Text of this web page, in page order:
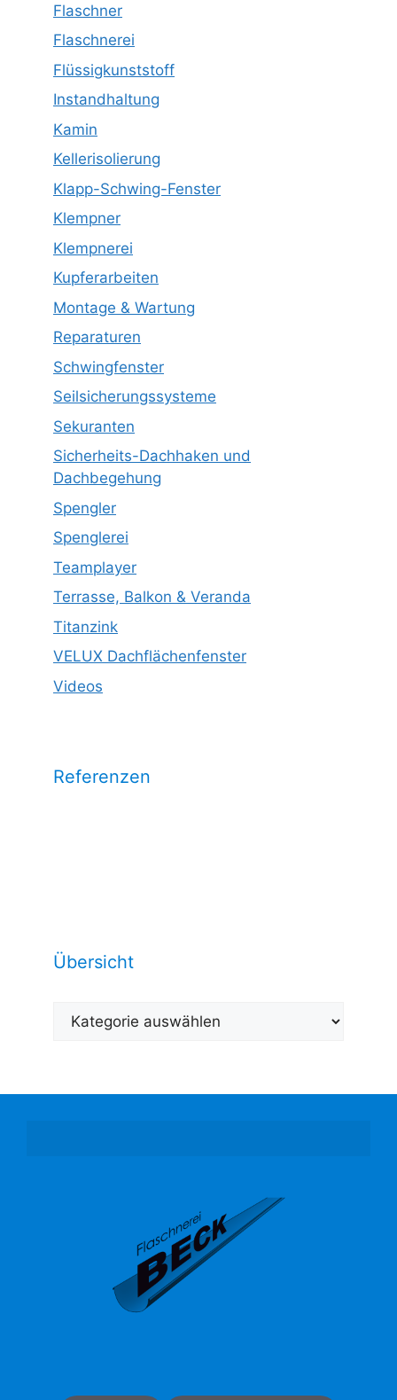
Flaschner
Flaschnerei
Flüssigkunststoff
Instandhaltung
Kamin
Kellerisolierung
Klapp-Schwing-Fenster
Klempner
Klempnerei
Kupferarbeiten
Montage & Wartung
Reparaturen
Schwingfenster
Seilsicherungssysteme
Sekuranten
Sicherheits-Dachhaken und
Dachbegehung
Spengler
Spenglerei
Teamplayer
Terrasse, Balkon & Veranda
Titanzink
VELUX Dachflächenfenster
Videos
Referenzen
Übersicht
Übersicht